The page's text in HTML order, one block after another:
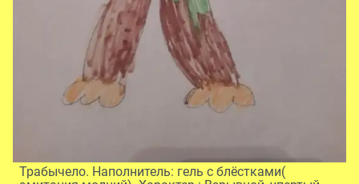
Трабычело. Наполнитель: гель с блёстками(